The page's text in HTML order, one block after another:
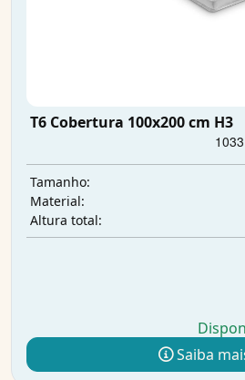
T6 Cobertura 100x200 cm H3
Tamanho:
Material:
Altura total:
Saiba